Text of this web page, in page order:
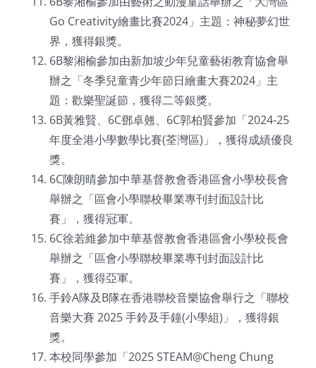
Go Creativity繪畫比賽2024」主題：神秘夢幻世
界，獲得銀獎。
6B黎湘榆參加由新加坡少年兒童藝術教育協會舉
辦之「冬季兒童青少年節日繪畫大賽2024」主
題：歡樂聖誕節，獲得二等銀獎。
6B黃雅賢、6C鄧卓翹、6C郭柏賢參加「2024-25
年度全港小學數學比賽(荃灣區)」，獲得成績優良
獎。
6C陳朗晴參加中華基督教會香港區會小學校長會
舉辦之「區會小學聯校畢業專刊封面設計比
賽」，獲得冠軍。
6C徐若維參加中華基督教會香港區會小學校長會
舉辦之「區會小學聯校畢業專刊封面設計比
賽」，獲得亞軍。
手鈴A隊及B隊在香港聯校音樂協會舉行之「聯校
音樂大賽 2025 手鈴及手鐘(小學組)」，獲得銀
獎。
本校同學參加「2025 STEAM@Cheng Chung